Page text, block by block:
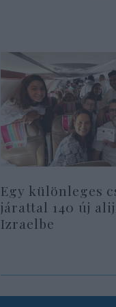
Egy különleges
járattal 140 új
Izraelbe